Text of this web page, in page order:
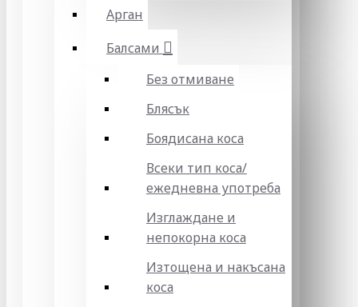
Арган
Балсами
Без отмиване
Блясък
Боядисана коса
Всеки тип коса/
ежедневна употреба
Изглаждане и
непокорна коса
Изтощена и накъсана
коса